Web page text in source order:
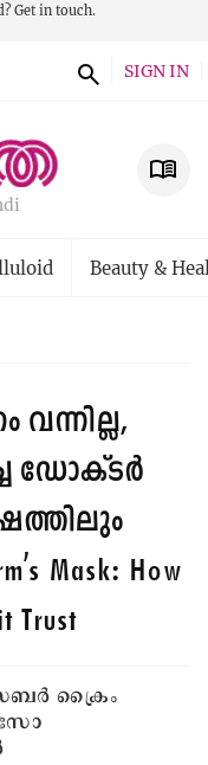
Get in touch.
SIGN IN
Beauty &
ഡോക്ടർ
Mask: How
Trust
ക്രൈം